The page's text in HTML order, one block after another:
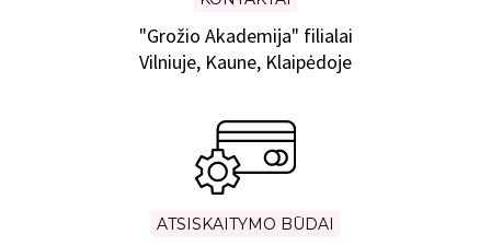
"Grožio Akademija" filialai
Vilniuje, Kaune, Klaipėdoje
ATSISKAITYMO BŪDAI